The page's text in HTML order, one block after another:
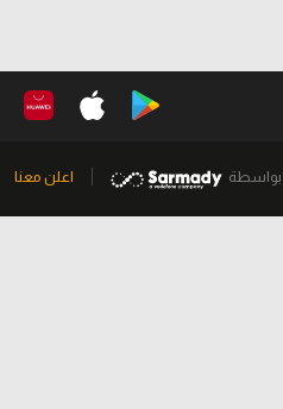
بواسطة اعلن معنا